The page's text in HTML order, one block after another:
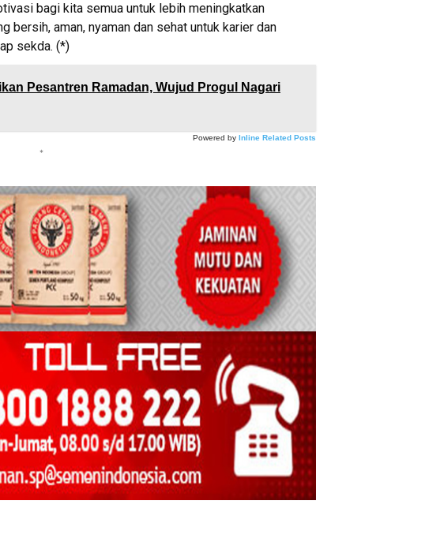
bagi kita semua untuk lebih meningkatkan
bersih, aman, nyaman dan sehat untuk karier dan
sekda. (*)
Pesantren Ramadan, Wujud Progul Nagari
Powered by Inline Related Posts
*